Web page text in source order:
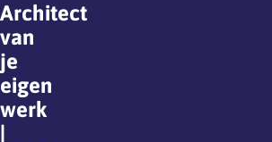
Architect
van
je
eigen
werk